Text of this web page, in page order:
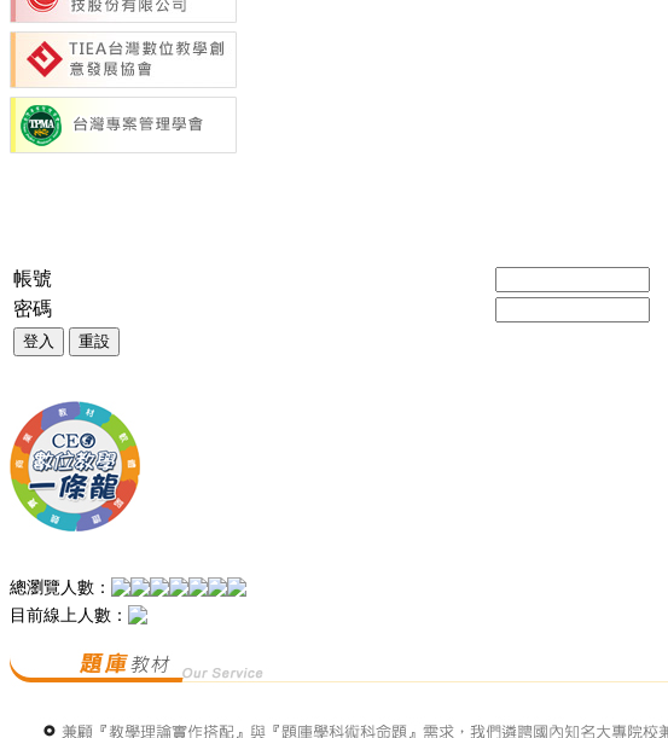
帳號
密碼
登入 重設
總瀏覽人數：
目前線上人數：